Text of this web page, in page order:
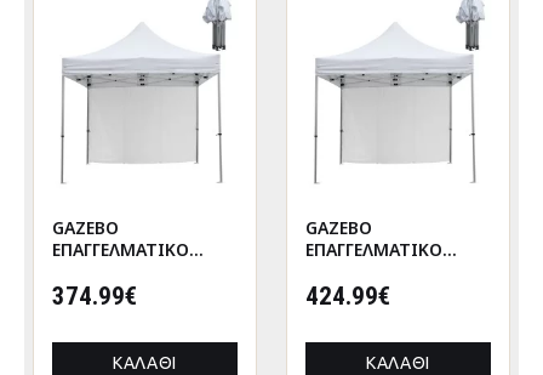
GAZEBO
ΕΠΑΓΓΕΛΜΑΤΙΚΟ
CRESSEN HM21097
ΑΛΟΥΜΙΝΙΟΥ
3x3x3,4Yμ
374.99€
ΚΑΛΆΘΙ
GAZEBO
ΕΠΑΓΓΕΛΜΑΤΙΚΟ
CRESSEN HM21097.01
ΑΛΟΥΜΙΝΙΟΥ
3x3x3,4Yεκ
424.99€
ΚΑΛΆΘΙ